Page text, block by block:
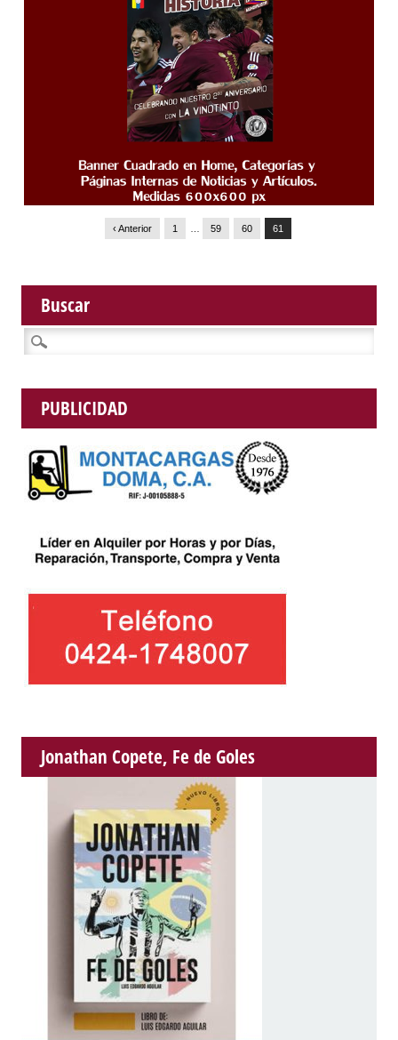
‹ Anterior 1 59 60 61
Buscar
Buscar:
PUBLICIDAD
Jonathan Copete, Fe de Goles